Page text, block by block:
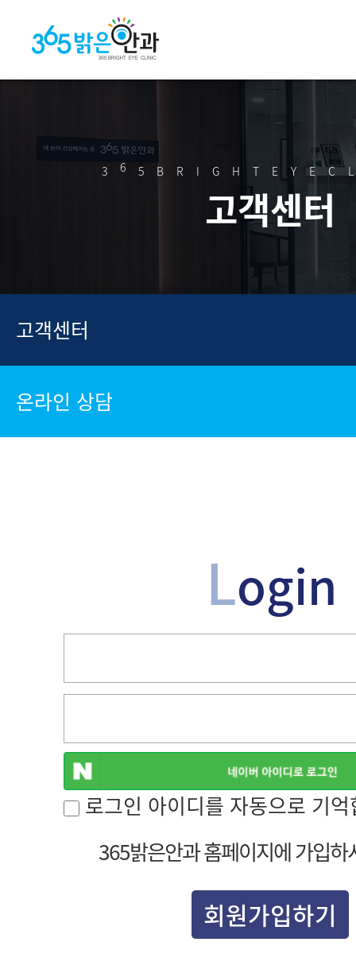
3 6
고객센터
고객센터
온라인 상담
Login
로그인 아이디를 자동으로 기
365밝은안과 홈페이지에 가입하
회원가입하기